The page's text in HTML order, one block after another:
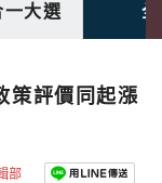
大選
策評價同起漲
部